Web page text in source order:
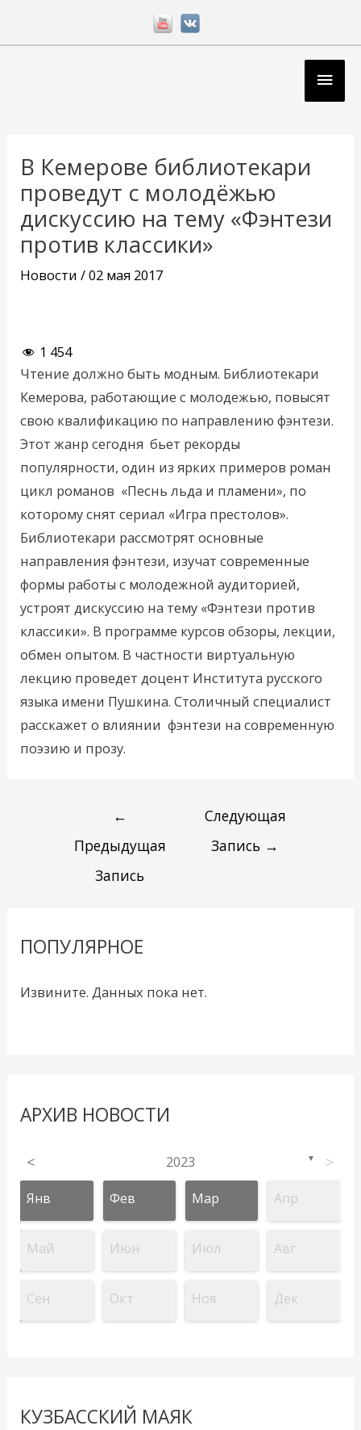
В Кемерове библиотекари
проведут с молодёжью
дискуссию на тему «Фэнтези
против классики»
Новости /02 мая 2017
1 454
Чтение должно быть модным. Библиотекари
Кемерова, работающие с молодежью, повысят
свою квалификацию по направлению фэнтези.
Этот жанр сегодня бьет рекорды
популярности, один из ярких примеров роман
цикл романов «Песнь льда и пламени», по
которому снят сериал «Игра престолов».
Библиотекари рассмотрят основные
направления фэнтези, изучат современные
формы работы с молодежной аудиторией,
устроят дискуссию на тему «Фэнтези против
классики». В программе курсов обзоры, лекции,
обмен опытом. В частности виртуальную
лекцию проведет доцент Института русского
языка имени Пушкина. Столичный специалист
расскажет о влиянии фэнтези на современную
поэзию и прозу.
записям
←
Предыдущая
Запись
Следующая
Запись →
ПОПУЛЯРНОЕ
Извините. Данных пока нет.
АРХИВ НОВОСТИ
< 2023 ▼ >
Янв Фев Мар Апр
Май Июн Июл Авг
Сен Окт Ноя Дек
КУЗБАССКИЙ МАЯК